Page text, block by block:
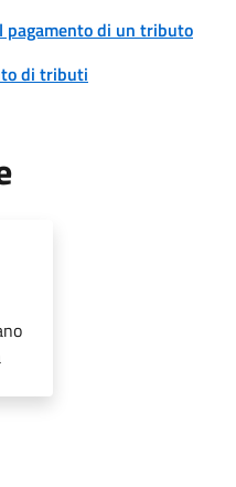
pagamento di un tributo
di tributi